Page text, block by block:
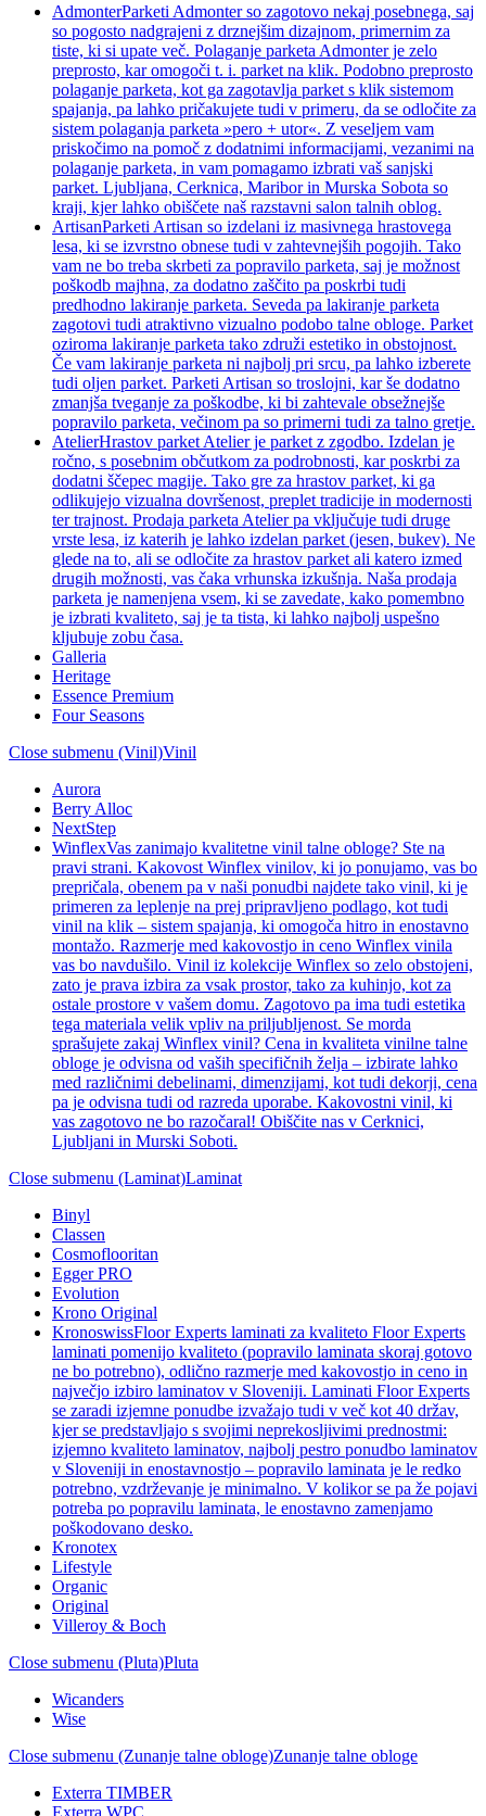
AdmonterParketi Admonter so zagotovo nekaj posebnega, saj
so pogosto nadgrajeni z drznejšim dizajnom, primernim za
tiste, ki si upate več. Polaganje parketa Admonter je zelo
preprosto, kar omogoči t. i. parket na klik. Podobno preprosto
polaganje parketa, kot ga zagotavlja parket s klik sistemom
spajanja, pa lahko pričakujete tudi v primeru, da se odločite za
sistem polaganja parketa »pero + utor«. Z veseljem vam
priskočimo na pomoč z dodatnimi informacijami, vezanimi na
polaganje parketa, in vam pomagamo izbrati vaš sanjski
parket. Ljubljana, Cerknica, Maribor in Murska Sobota so
kraji, kjer lahko obiščete naš razstavni salon talnih oblog.
ArtisanParketi Artisan so izdelani iz masivnega hrastovega
lesa, ki se izvrstno obnese tudi v zahtevnejših pogojih. Tako
vam ne bo treba skrbeti za popravilo parketa, saj je možnost
poškodb majhna, za dodatno zaščito pa poskrbi tudi
predhodno lakiranje parketa. Seveda pa lakiranje parketa
zagotovi tudi atraktivno vizualno podobo talne obloge. Parket
oziroma lakiranje parketa tako združi estetiko in obstojnost.
Če vam lakiranje parketa ni najbolj pri srcu, pa lahko izberete
tudi oljen parket. Parketi Artisan so troslojni, kar še dodatno
zmanjša tveganje za poškodbe, ki bi zahtevale obsežnejše
popravilo parketa, večinom pa so primerni tudi za talno gretje.
AtelierHrastov parket Atelier je parket z zgodbo. Izdelan je
ročno, s posebnim občutkom za podrobnosti, kar poskrbi za
dodatni ščepec magije. Tako gre za hrastov parket, ki ga
odlikujejo vizualna dovršenost, preplet tradicije in modernosti
ter trajnost. Prodaja parketa Atelier pa vključuje tudi druge
vrste lesa, iz katerih je lahko izdelan parket (jesen, bukev). Ne
glede na to, ali se odločite za hrastov parket ali katero izmed
drugih možnosti, vas čaka vrhunska izkušnja. Naša prodaja
parketa je namenjena vsem, ki se zavedate, kako pomembno
je izbrati kvaliteto, saj je ta tista, ki lahko najbolj uspešno
kljubuje zobu časa.
Galleria
Heritage
Essence Premium
Four Seasons
Close submenu (Vinil)Vinil
Aurora
Berry Alloc
NextStep
WinflexVas zanimajo kvalitetne vinil talne obloge? Ste na
pravi strani. Kakovost Winflex vinilov, ki jo ponujamo, vas bo
prepričala, obenem pa v naši ponudbi najdete tako vinil, ki je
primeren za leplenje na prej pripravljeno podlago, kot tudi
vinil na klik – sistem spajanja, ki omogoča hitro in enostavno
montažo. Razmerje med kakovostjo in ceno Winflex vinila
vas bo navdušilo. Vinil iz kolekcije Winflex so zelo obstojeni,
zato je prava izbira za vsak prostor, tako za kuhinjo, kot za
ostale prostore v vašem domu. Zagotovo pa ima tudi estetika
tega materiala velik vpliv na priljubljenost. Se morda
sprašujete zakaj Winflex vinil? Cena in kvaliteta vinilne talne
obloge je odvisna od vaših specifičnih želja – izbirate lahko
med različnimi debelinami, dimenzijami, kot tudi dekorji, cena
pa je odvisna tudi od razreda uporabe. Kakovostni vinil, ki
vas zagotovo ne bo razočaral! Obiščite nas v Cerknici,
Ljubljani in Murski Soboti.
Close submenu (Laminat)Laminat
Binyl
Classen
Cosmoflooritan
Egger PRO
Evolution
Krono Original
KronoswissFloor Experts laminati za kvaliteto Floor Experts
laminati pomenijo kvaliteto (popravilo laminata skoraj gotovo
ne bo potrebno), odlično razmerje med kakovostjo in ceno in
največjo izbiro laminatov v Sloveniji. Laminati Floor Experts
se zaradi izjemne ponudbe izvažajo tudi v več kot 40 držav,
kjer se predstavljajo s svojimi neprekosljivimi prednostmi:
izjemno kvaliteto laminatov, najbolj pestro ponudbo laminatov
v Sloveniji in enostavnostjo – popravilo laminata je le redko
potrebno, vzdrževanje je minimalno. V kolikor se pa že pojavi
potreba po popravilu laminata, le enostavno zamenjamo
poškodovano desko.
Kronotex
Lifestyle
Organic
Original
Villeroy & Boch
Close submenu (Pluta)Pluta
Wicanders
Wise
Close submenu (Zunanje talne obloge)Zunanje talne obloge
Exterra TIMBER
Exterra WPC